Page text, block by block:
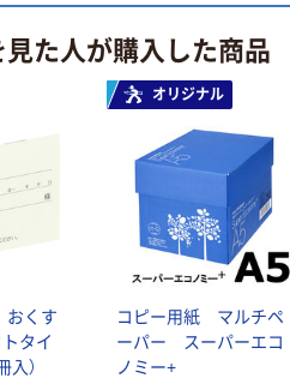
た人が購入した商品
おくす
タイ
入）
オリジナル
コピー用紙 マルチペ
ーパー スーパーエコ
ノミー+